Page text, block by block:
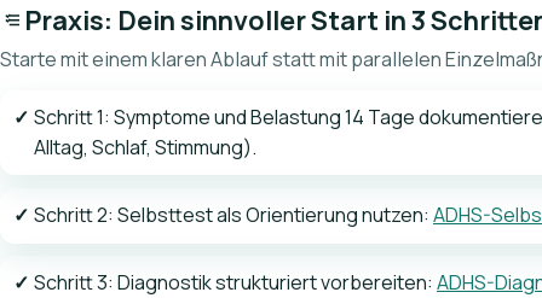
Praxis: Dein sinnvoller Start in 3
Starte mit einem klaren Ablauf statt mit parallelen
Schritt 1: Symptome und Belastung 14 Tage
Alltag, Schlaf, Stimmung).
Schritt 2: Selbsttest als Orientierung nutzen: ADHS-
Schritt 3: Diagnostik strukturiert vorbereiten: ADHS-